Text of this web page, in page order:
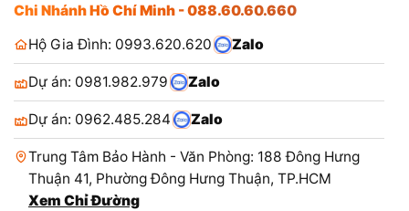
Chi Nhánh Hồ Chí Minh - 088.60.60.660
Hộ Gia Đình: 0993.620.620
Zalo
Dự án: 0981.982.979 Zalo
Dự án: 0962.485.284 Zalo
Trung Tâm Bảo Hành - Văn Phòng: 188 Đông Hưng
Thuận 41, Phường Đông Hưng Thuận, TP.HCM
Xem Chỉ Đường